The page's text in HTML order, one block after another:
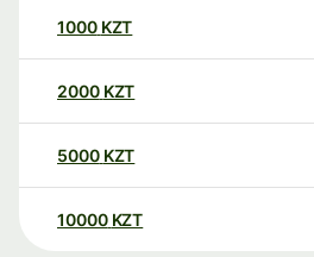
1000 KZT
2000 KZT
5000 KZT
10000 KZT